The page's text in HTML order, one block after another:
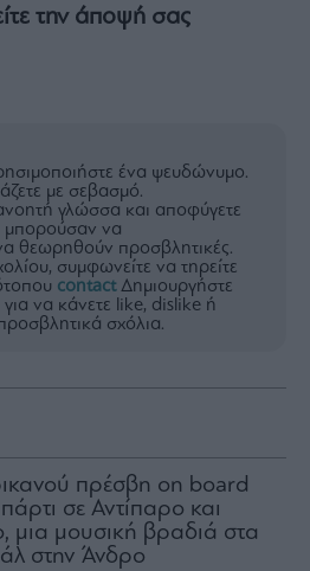
την άποψή σας
ένα ψευδώνυμο.
με σεβασμό.
γλώσσα και αποφύγετε
μπορούσαν να
θεωρηθούν προσβλητικές.
συμφωνείτε να τηρείτε
contactΔημιουργήστε
για να κάνετε like, dislike ή
σχόλια.
πρέσβη on board
σε Αντίπαρο και
μια μουσική βραδιά στα
στην Άνδρο